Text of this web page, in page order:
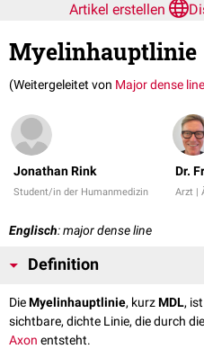
Artikel erstellen
Myelinhauptlinie
(Weitergeleitet von Major dense line
Jonathan Rink
Student/in der Humanmedizin
Dr.
Arzt |
Englisch: major dense line
Definition
DieMyelinhauptlinie, kurzMDL,
sichtbare, dichte Linie, die durch
Axon entsteht.